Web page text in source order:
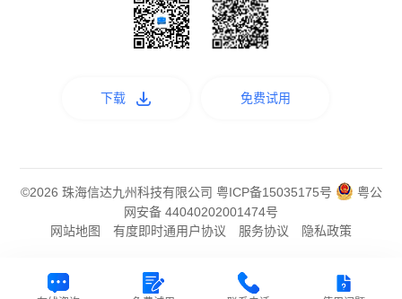
下载 免费试用
©2026 珠海信达九州科技有限公司 粤ICP备15035175号
粤公
网安备 44040202001474号
网站地图
有度即时通用户协议 服务协议 隐私政策